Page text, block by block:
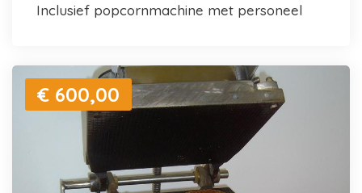
inclusief popcornmachine met personeel
€ 600,00